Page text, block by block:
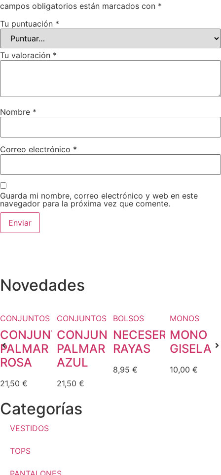
campos obligatorios están marcados con *
Tu puntuación *
Tu valoración *
Nombre *
Correo electrónico *
Guarda mi nombre, correo electrónico y web en este
navegador para la próxima vez que comente.
Novedades
CONJUNTOS
CONJUNTO
PALMAR
ROSA
21,50 €
CONJUNTOS
CONJUNTO
PALMAR
AZUL
21,50 €
BOLSOS
NECESER
RAYAS
8,95 €
MONOS
MONO
GISELA
10,00 €
Categorías
VESTIDOS
TOPS